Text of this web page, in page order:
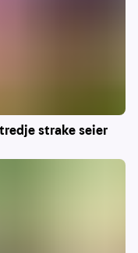
strake seier